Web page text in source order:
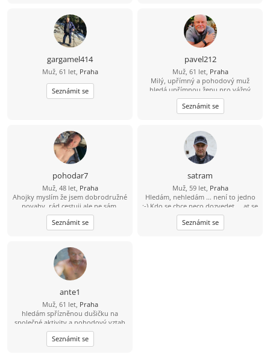
města. Přátelé mě často popisují
jako starostlivou, dobrodružnou a
dobrou posluchačku. Jsem nadšená
pro [vaše zájmy, např. hudba,
fitness, vaření, cestování] a ráda se o
tyto zážitky dělím s někým
výjimečným. Věřím, že upřímnost,
laskavost a dobrý smysl pro humor
jsou klíčovými ingrediencemi pro
smysluplné spojení. Hledám
vážíte upřímnosti a trochy
spontánnosti, možná si budeme
rozumět! Uvidíme, kam nás tato
cesta zavede. ????
gargamel414
Muž, 61 let, Praha
Seznámit se
pavel212
Muž, 61 let, Praha
Milý, upřímný a pohodový muž
hledá upřímnou ženu pro vážný
vztah. Věřím, že důvěra, respekt a
dobrá komunikace jsou základem
trvalé lásky. Pokud hledáš něco
Seznámit se
pohodar7
Muž, 48 let, Praha
Ahojky myslím že jsem dobrodružné
povahy, rád cestuji ale ne sám.
Rekreačně sportuji a rád bych tu
našel kamarádku která úplně neví co
s volným víkendem.
Seznámit se
satram
Muž, 59 let, Praha
Hledám, nehledám ... není to jedno
;-) Kdo se chce neco dozvedet ... at se
zepta.
Seznámit se
ante1
Muž, 61 let, Praha
hledám spřízněnou dušičku na
společné aktivity a pohodový vztah
Seznámit se